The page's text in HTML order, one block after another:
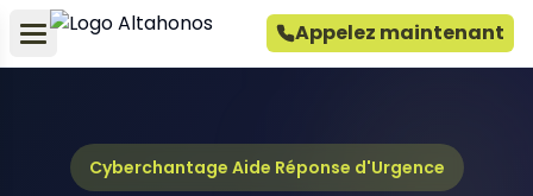
Appelez maintenant
Cyberchantage Aide Réponse d'Urgence